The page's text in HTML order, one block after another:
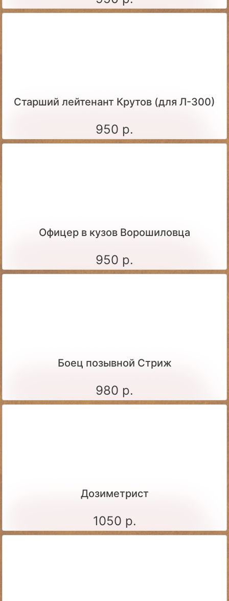
Старший лейтенант Крутов (для Л-300)
950 р.
Офицер в кузов Ворошиловца
950 р.
Боец позывной Стриж
980 р.
Дозиметрист
1050 р.